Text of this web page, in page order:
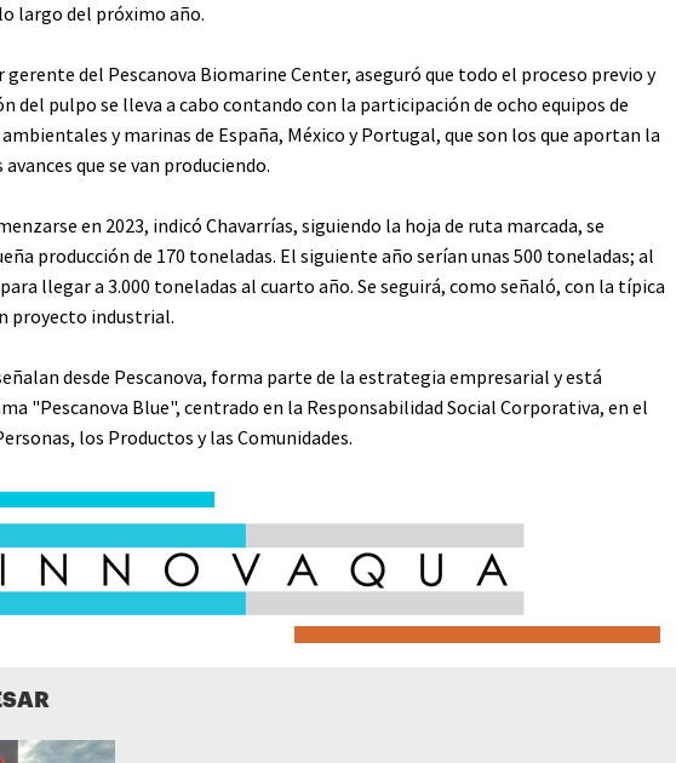
largo del próximo año.
gerente del Pescanova Biomarine Center, aseguró que todo el proceso previo y
del pulpo se lleva a cabo contando con la participación de ocho equipos de
y marinas de España, México y Portugal, que son los que aportan la
que se van produciendo.
en 2023, indicó Chavarrías, siguiendo la hoja de ruta marcada, se
producción de 170 toneladas. El siguiente año serían unas 500 toneladas; al
llegar a 3.000 toneladas al cuarto año. Se seguirá, como señaló, con la típica
proyecto industrial.
desde Pescanova, forma parte de la estrategia empresarial y está
"Pescanova Blue", centrado en la Responsabilidad Social Corporativa, en el
los Productos y las Comunidades.